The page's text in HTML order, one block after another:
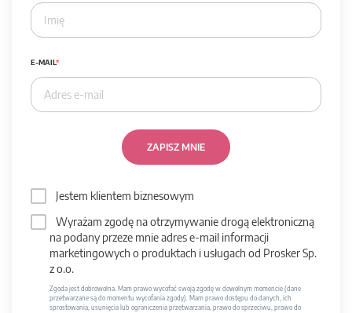
E-MAIL
ZAPISZ MNIE
Jestem klientem biznesowym
Wyrażam zgodę na otrzymywanie drogą elektroniczną
na podany przeze mnie adres e-mail informacji
marketingowych o produktach i usługach od Prosker Sp.
z o.o.
Zgoda jest dobrowolna. Mam prawo wycofać swoją zgodę w dowolnym momencie (dane
przetwarzane są do momentu wycofania zgody). Mam prawo dostępu do danych, ich
sprostowania, usunięcia lub ograniczenia przetwarzania, prawo do sprzeciwu, prawo do